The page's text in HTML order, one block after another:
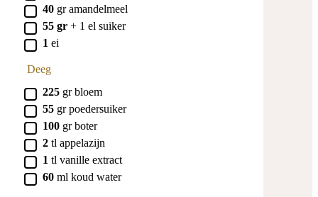
▢
40 gr amandelmeel
▢
55 gr + 1 el suiker
▢
1 ei
Deeg
▢
225 gr bloem
▢
55 gr poedersuiker
▢
100 gr boter
▢
2 tl appelazijn
▢
1 tl vanille extract
▢
60 ml koud water